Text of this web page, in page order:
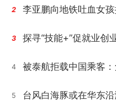
2
3 探寻“技能+”促就业创
4
5 台风白海豚或在华东